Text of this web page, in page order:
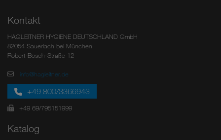
Kontakt
HAGLEITNER HYGIENE DEUTSCHLAND GmbH
82054 Sauerlach bei München
Robert-Bosch-Straße 12
info@hagleitner.de
+49 800/3366943
+49 69/795151999
Katalog